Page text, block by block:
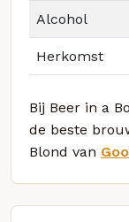
Alcohol
Herkomst
Bij Beer in a
de beste
Blond van